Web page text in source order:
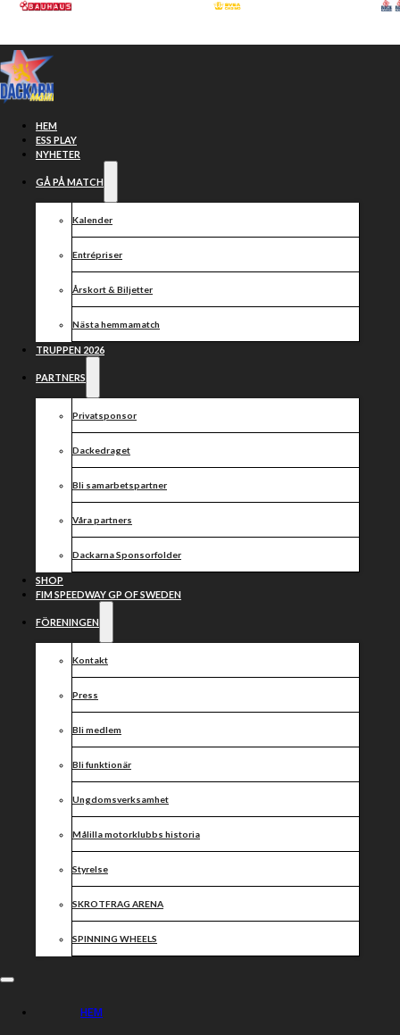
Hoppa till huvudinnehåll
HEM
ESS PLAY
NYHETER
GÅ PÅ MATCH
Kalender
Entrépriser
Årskort & Biljetter
Nästa hemmamatch
TRUPPEN 2026
PARTNERS
Privatsponsor
Dackedraget
Bli samarbetspartner
Våra partners
Dackarna Sponsorfolder
SHOP
FIM SPEEDWAY GP OF SWEDEN
FÖRENINGEN
Kontakt
Press
Bli medlem
Bli funktionär
Ungdomsverksamhet
Målilla motorklubbs historia
Styrelse
SKROTFRAG ARENA
SPINNING WHEELS
HEM
Ellis gör
debut i
Dackarnas
första
hemmamatch
för säsongen
första hemmamatch på Skrotfrag Arena i Målilla.
Svenska mästarna Dackarna är ute efter revansch när
Indianerna kommer på besök. Som bekant blev det
förlust med två poäng i premiären borta mot Piraterna
och nu är siktet förstås inställt på årets första seger i
Bauhaus-Ligan.
Indianerna å sin sida besegrade Masarna knappt i sin
tisdagen. Del handlar det om flera positionsbyten.
Adam Ellis, som därmed gör sitt första framträdande i
Laguppställningar:
Dackarna:
Brady Kurtz